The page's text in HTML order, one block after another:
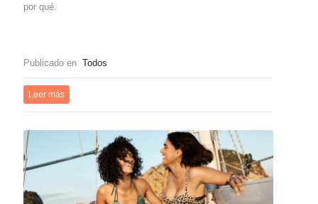
por qué.
Publicado en Todos
Leer más